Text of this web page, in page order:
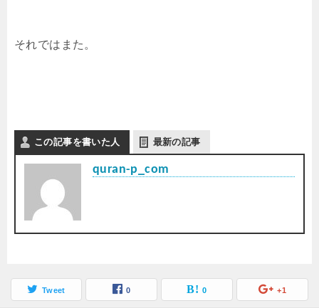
それではまた。
この記事を書いた人 最新の記事
quran-p_com
Tweet 0 0 +1